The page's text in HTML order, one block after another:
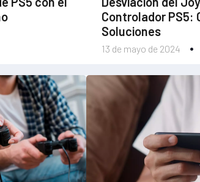
13 de mayo de 2024
Controlador PS5:
Soluciones